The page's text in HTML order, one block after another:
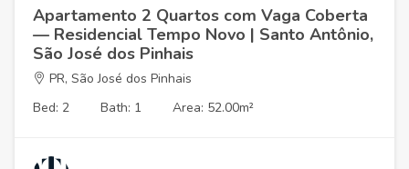
Apartamento 2 Quartos com Vaga Coberta
— Residencial Tempo Novo | Santo Antônio,
São José dos Pinhais
PR, São José dos Pinhais
Bed: 2
Bath: 1 Area: 52.00m²